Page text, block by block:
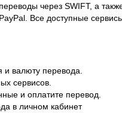
через SWIFT, а
Все доступные
и валюту перевода.
сервисов.
и оплатите перевод.
в личном кабинет